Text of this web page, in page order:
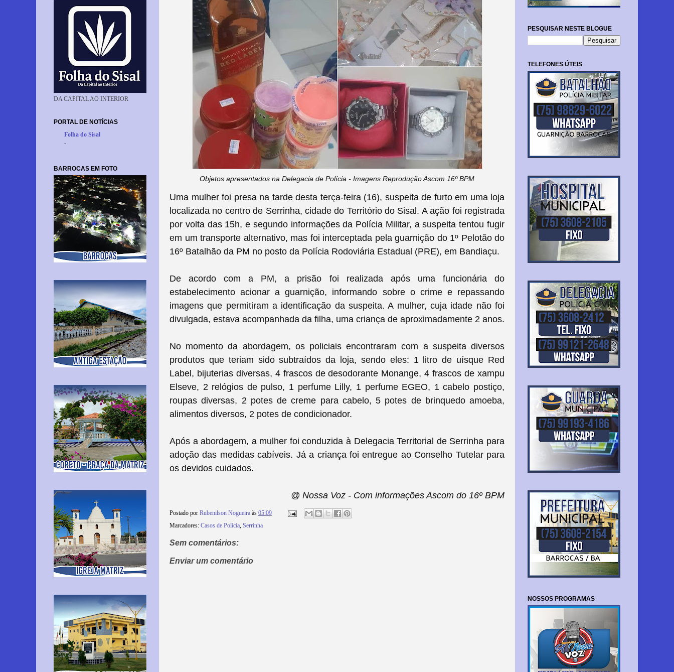
Objetos apresentados na Delegacia de Polícia - Imagens Reprodução Ascom 16º BPM
Uma mulher foi presa na tarde desta terça-feira (16), suspeita de furto em uma loja
localizada no centro de Serrinha, cidade do Território do Sisal. A ação foi registrada
por volta das 15h, e segundo informações da Polícia Militar, a suspeita tentou fugir
em um transporte alternativo, mas foi interceptada pela guarnição do 1º Pelotão do
16º Batalhão da PM no posto da Polícia Rodoviária Estadual (PRE), em Bandiaçu.
De acordo com a PM, a prisão foi realizada após uma funcionária do
estabelecimento acionar a guarnição, informando sobre o crime e repassando
imagens que permitiram a identificação da suspeita. A mulher, cuja idade não foi
divulgada, estava acompanhada da filha, uma criança de aproximadamente 2 anos.
No momento da abordagem, os policiais encontraram com a suspeita diversos
produtos que teriam sido subtraídos da loja, sendo eles: 1 litro de uísque Red
Label, bijuterias diversas, 4 frascos de desodorante Monange, 4 frascos de xampu
Elseve, 2 relógios de pulso, 1 perfume Lilly, 1 perfume EGEO, 1 cabelo postiço,
roupas diversas, 2 potes de creme para cabelo, 5 potes de brinquedo amoeba,
alimentos diversos, 2 potes de condicionador.
Após a abordagem, a mulher foi conduzida à Delegacia Territorial de Serrinha para
adoção das medidas cabíveis. Já a criança foi entregue ao Conselho Tutelar para
os devidos cuidados.
@ Nossa Voz - Com informações Ascom do 16º BPM
Postado por Rubenilson Nogueira às 05:09
Marcadores: Casos de Polícia, Serrinha
Sem comentários:
Enviar um comentário
DA CAPITAL AO INTERIOR
PORTAL DE NOTÍCIAS
Folha do Sisal
-
BARROCAS EM FOTO
PESQUISAR NESTE BLOGUE
TELEFONES ÚTEIS
NOSSOS PROGRAMAS